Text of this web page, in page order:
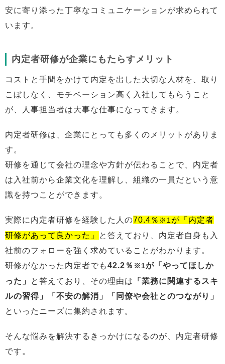
安に寄り添った丁寧なコミュニケーションが求められて
います。
内定者研修が企業にもたらすメリット
コストと手間をかけて内定を出した大切な人材を、取り
こぼしなく、モチベーション高く入社してもらうこと
が、人事担当者は大事な仕事になってきます。
内定者研修は、企業にとっても多くのメリットがありま
す。
研修を通じて会社の理念や方針が伝わることで、内定者
は入社前から企業文化を理解し、組織の一員だという意
識を持つことができます。
実際に内定者研修を経験した人の70.4％ ※1が「内定者
研修があって良かった」
と答えており、内定者自身も入
社前のフォローを強く求めていることがわかります。
研修がなかった内定者でも42.2％ ※1が「やってほしか
った」
と答えており、その理由は
「業務に関連するスキ
ルの習得」「不安の解消」「同僚や会社とのつながり」
といったニーズに集約されます。
そんな悩みを解決するきっかけになるのが、内定者研修
です。